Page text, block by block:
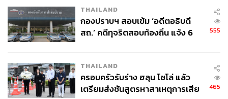
THAILAND
กองปราบฯ สอบเข้ม ‘อดีตอธิบดี
สถ.’ คดีทุจริตสอบท้องถิ่น แจ้ง 6
555
THAILAND
ครอบครัวรับร่าง ฮลุน โซโล่ แล้ว
เตรียมส่งชันสูตรหาสาเหตุการเสีย
465